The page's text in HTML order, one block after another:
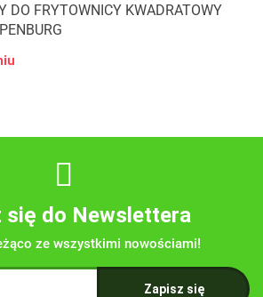
DO FRYTOWNICY KWADRATOWY
się do Newslettera
ze wszystkimi nowościami!